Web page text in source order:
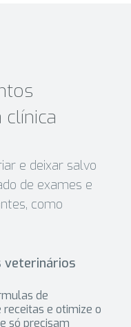
e deixar salvo
de exames e
como
veterinários
de
e otimize o
só precisam